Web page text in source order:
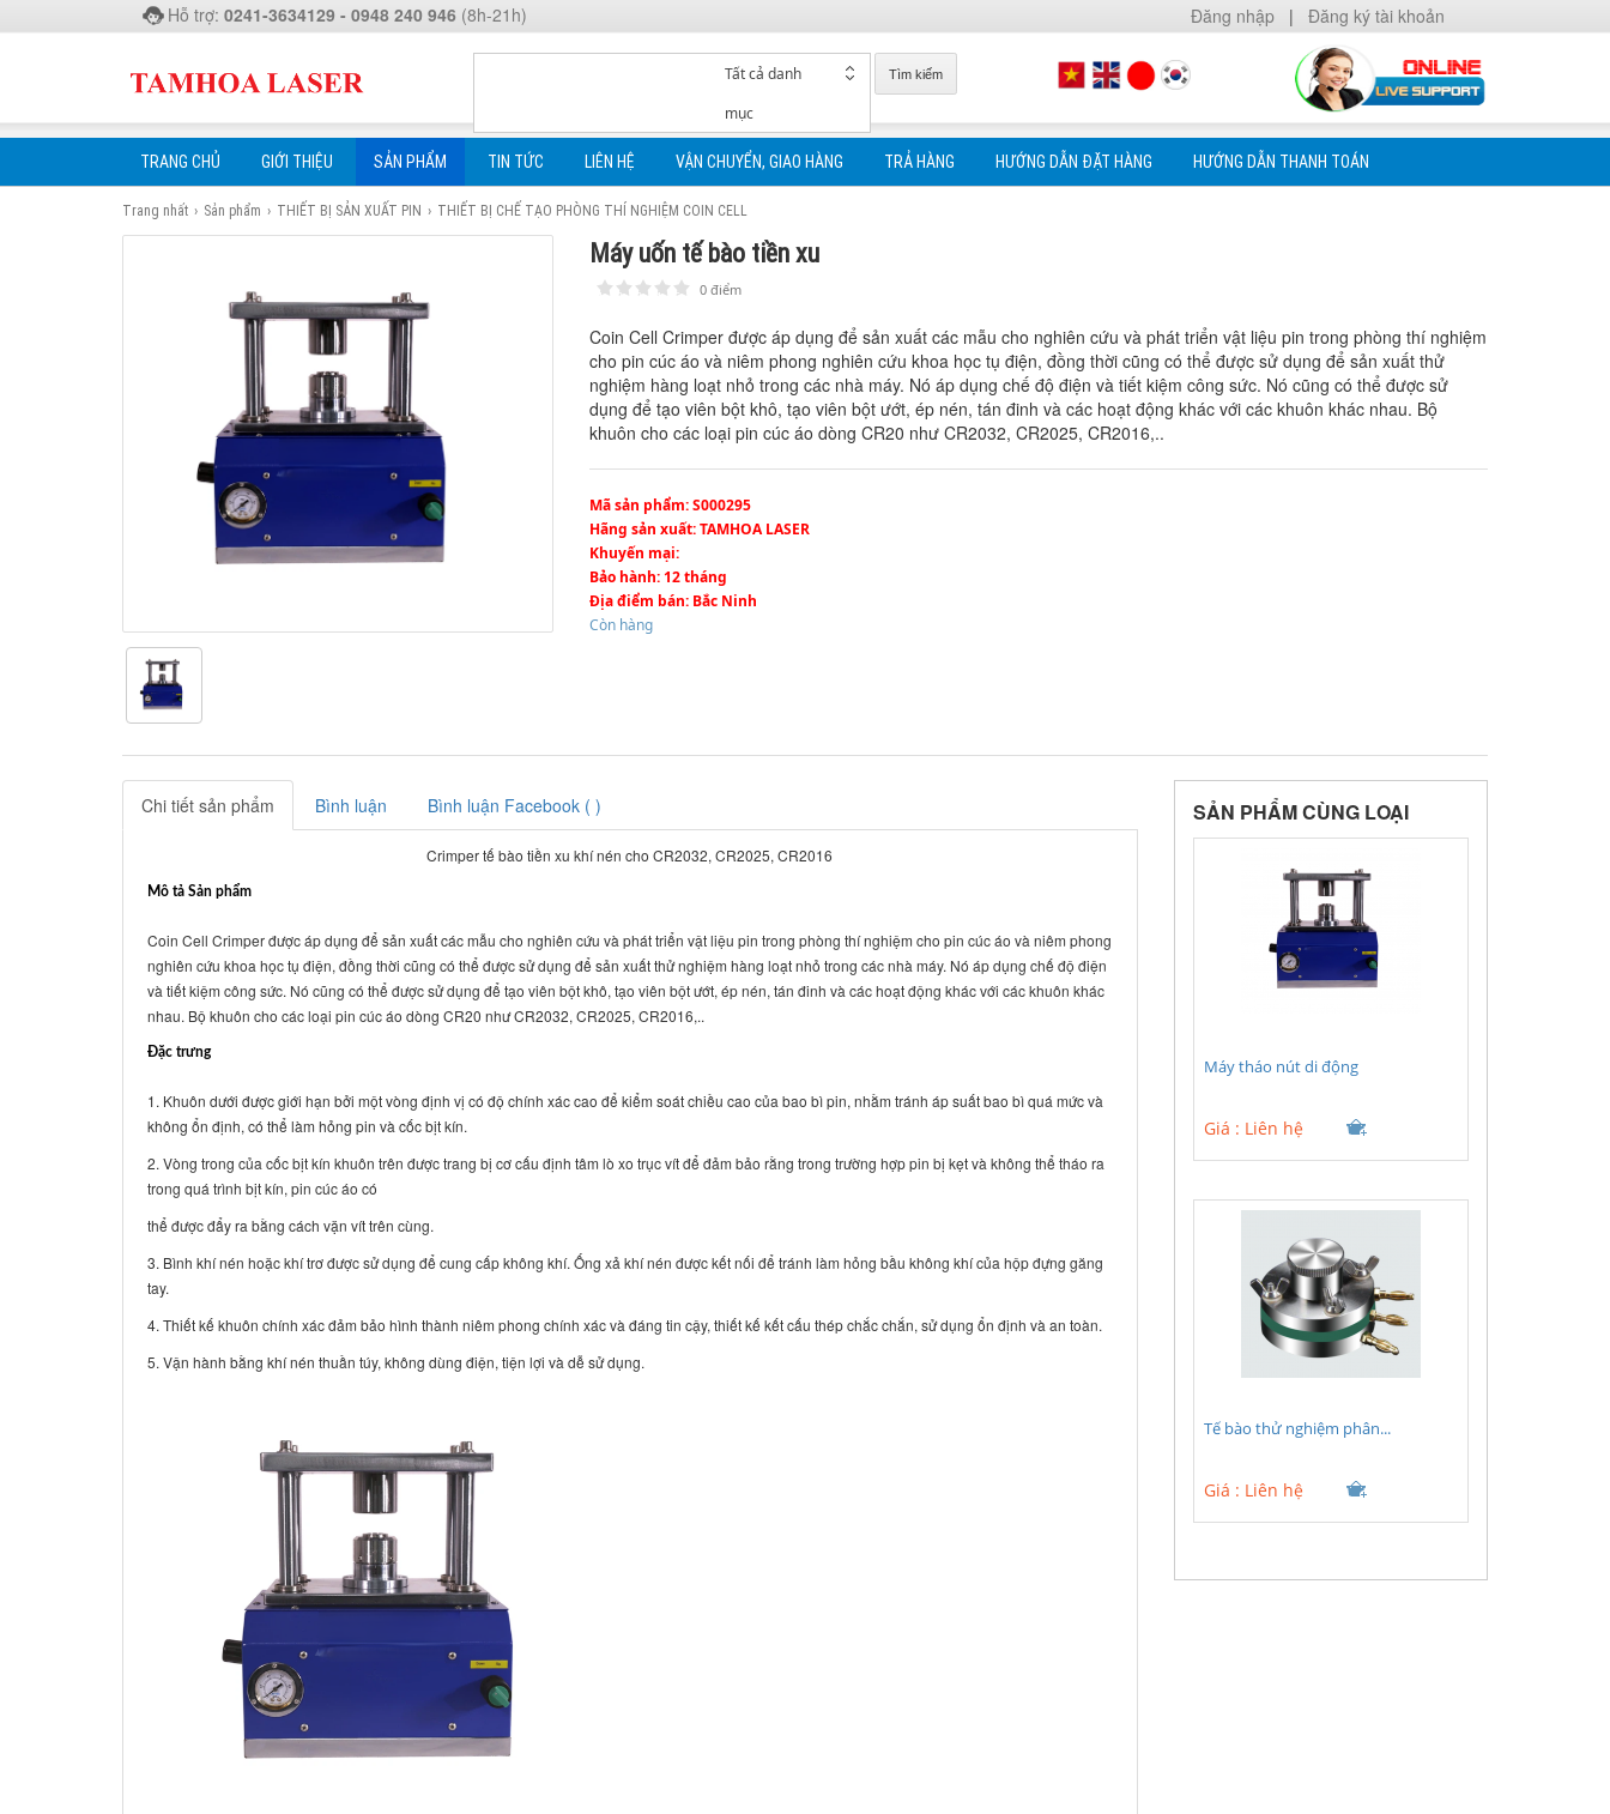
Hỗ trợ: 0241-3634129 - 0948 240 946 (8h-21h) Đăng nhập | Đăng ký tài khoản
Tất cả danh
mục
Tìm kiếm
TRANG CHỦ GIỚI THIỆU SẢN PHẨM TIN TỨC LIÊN HỆ VẬN CHUYỂN, GIAO HÀNG TRẢ HÀNG HƯỚNG DẪN ĐẶT HÀNG HƯỚNG DẪN THANH TOÁN
Trang nhất › Sản phẩm › THIẾT BỊ SẢN XUẤT PIN › THIẾT BỊ CHẾ TẠO PHÒNG THÍ NGHIỆM COIN CELL
Máy uốn tế bào tiền xu
1 2 3 4 5 0 điểm
Coin Cell Crimper được áp dụng để sản xuất các mẫu cho nghiên cứu và phát triển vật liệu pin trong phòng thí nghiệm
cho pin cúc áo và niêm phong nghiên cứu khoa học tụ điện, đồng thời cũng có thể được sử dụng để sản xuất thử
nghiệm hàng loạt nhỏ trong các nhà máy. Nó áp dụng chế độ điện và tiết kiệm công sức. Nó cũng có thể được sử
dụng để tạo viên bột khô, tạo viên bột ướt, ép nén, tán đinh và các hoạt động khác với các khuôn khác nhau. Bộ
khuôn cho các loại pin cúc áo dòng CR20 như CR2032, CR2025, CR2016,..
Mã sản phẩm: S000295
Hãng sản xuất: TAMHOA LASER
Khuyến mại:
Bảo hành: 12 tháng
Địa điểm bán: Bắc Ninh
Còn hàng
Chi tiết sản phẩm Bình luận Bình luận Facebook ( )
Crimper tế bào tiền xu khí nén cho CR2032, CR2025, CR2016
Mô tả Sản phẩm
Coin Cell Crimper được áp dụng để sản xuất các mẫu cho nghiên cứu và phát triển vật liệu pin trong phòng thí nghiệm cho pin cúc áo và niêm phong
nghiên cứu khoa học tụ điện, đồng thời cũng có thể được sử dụng để sản xuất thử nghiệm hàng loạt nhỏ trong các nhà máy. Nó áp dụng chế độ điện
và tiết kiệm công sức. Nó cũng có thể được sử dụng để tạo viên bột khô, tạo viên bột ướt, ép nén, tán đinh và các hoạt động khác với các khuôn khác
nhau. Bộ khuôn cho các loại pin cúc áo dòng CR20 như CR2032, CR2025, CR2016,..
Đặc trưng
1. Khuôn dưới được giới hạn bởi một vòng định vị có độ chính xác cao để kiểm soát chiều cao của bao bì pin, nhằm tránh áp suất bao bì quá mức và
không ổn định, có thể làm hỏng pin và cốc bịt kín.
2. Vòng trong của cốc bịt kín khuôn trên được trang bị cơ cấu định tâm lò xo trục vít để đảm bảo rằng trong trường hợp pin bị kẹt và không thể tháo ra
trong quá trình bịt kín, pin cúc áo có
thể được đẩy ra bằng cách vặn vít trên cùng.
3. Bình khí nén hoặc khí trơ được sử dụng để cung cấp không khí. Ống xả khí nén được kết nối để tránh làm hỏng bầu không khí của hộp đựng găng
tay.
4. Thiết kế khuôn chính xác đảm bảo hình thành niêm phong chính xác và đáng tin cậy, thiết kế kết cấu thép chắc chắn, sử dụng ổn định và an toàn.
5. Vận hành bằng khí nén thuần túy, không dùng điện, tiện lợi và dễ sử dụng.
SẢN PHẨM CÙNG LOẠI
Máy tháo nút di động
Giá : Liên hệ
Tế bào thử nghiệm phân...
Giá : Liên hệ